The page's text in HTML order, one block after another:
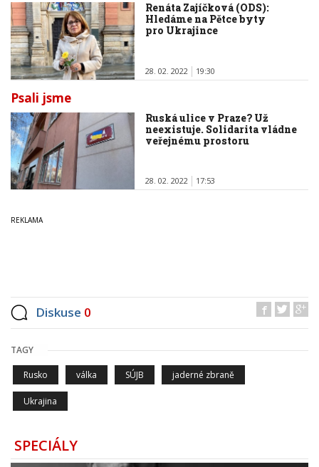
Renáta Zajíčková (ODS):
Hledáme na Pětce byty
pro Ukrajince
28. 02. 2022 19:30
Psali jsme
Ruská ulice v Praze? Už
neexistuje. Solidarita vládne
veřejnému prostoru
28. 02. 2022 17:53
Diskuse 0
TAGY
Rusko válka SÚJB jaderné zbraně
Ukrajina
SPECIÁLY